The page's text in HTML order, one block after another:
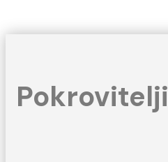
Pokrovitelji